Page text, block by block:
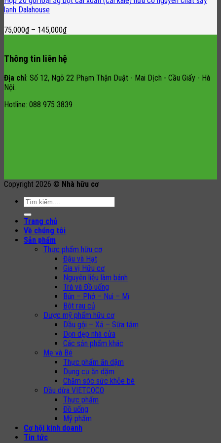
lạnh Dalahouse
75,000₫– 145,000₫
Thông tin liên hệ
Địa chỉ: Số 12, Ngõ 22 Phạm Thận Duật - Mai Dịch - Cầu Giấy - Hà
Nội.
Hotline: 088 975 3839
Copyright 2026 © Nhà hữu cơ
Search
Trang chủ
Về chúng tôi
Sản phẩm
Thực phẩm hữu cơ
Đậu và Hạt
Gia vị Hữu cơ
Nguyên liệu làm bánh
Trà và Đồ uống
Bún – Phở – Nui – Mì
Bột rau củ
Dược mỹ phẩm hữu cơ
Dầu gội – Xả – Sữa tắm
Dọn dẹp nhà cửa
Các sản phẩm khác
Mẹ và Bé
Thực phẩm ăn dặm
Dụng cụ ăn dặm
Chăm sóc sức khỏe bé
Dầu dừa VIETCOCO
Thực phẩm
Đồ uống
Mỹ phẩm
Cơ hội kinh doanh
Tin tức